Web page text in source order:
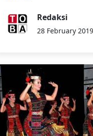
Redaksi
28 February 2019